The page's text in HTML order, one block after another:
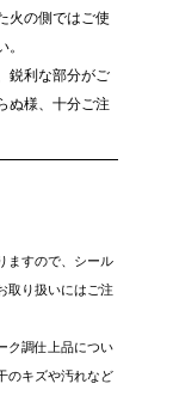
火の側ではご使
鋭利な部分がご
ぬ様、十分ご注
ますので、シール
取り扱いにはご注
ク調仕上品につい
のキズや汚れなど